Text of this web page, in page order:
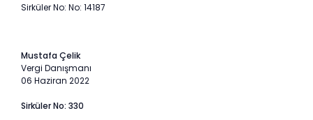
Sirküler No: No: 14187
Mustafa Çelik
Vergi Danışmanı
06 Haziran 2022
Sirküler No: 330